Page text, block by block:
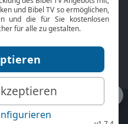
Kontakt
TV-Empfang
Datenschutz